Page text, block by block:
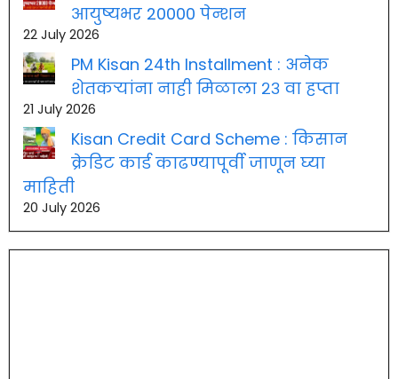
आयुष्यभर 20000 पेन्शन
22 July 2026
PM Kisan 24th Installment : अनेक
शेतकऱ्यांना नाही मिळाला २३ वा हप्ता
21 July 2026
Kisan Credit Card Scheme : किसान
क्रेडिट कार्ड काढण्यापूर्वी जाणून घ्या
माहिती
20 July 2026